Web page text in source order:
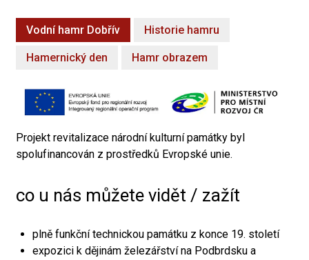
Vodní hamr Dobřív Historie hamru
Hamernický den Hamr obrazem
Projekt revitalizace národní kulturní památky byl
spolufinancován z prostředků Evropské unie.
co u nás můžete vidět / zažít
plně funkční technickou památku z konce 19. století
expozici k dějinám železářství na Podbrdsku a